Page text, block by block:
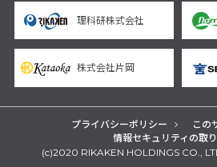
理科研株式会社
株式会社片岡
プライバシーポリシー
この
情報セキュリティの取
(c)2020 RIKAKEN HOLDINGS CO.,